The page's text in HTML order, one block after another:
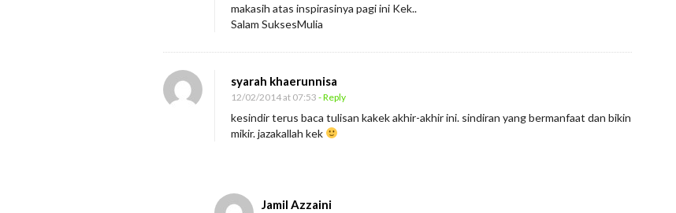
makasih atas inspirasinya pagi ini Kek..
Salam SuksesMulia
syarah khaerunnisa
12/02/2014 at 07:53 - Reply
kesindir terus baca tulisan kakek akhir-akhir ini. sindiran yang bermanfaat dan bikin
mikir. jazakallah kek
Jamil Azzaini